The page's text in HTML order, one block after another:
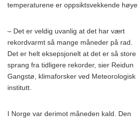
temperaturene er oppsiktsvekkende høye.
– Det er veldig uvanlig at det har vært
rekordvarmt så mange måneder på rad.
Det er helt eksepsjonelt at det er så store
sprang fra tidligere rekorder, sier Reidun
Gangstø, klimaforsker ved Meteorologisk
institutt.
I Norge var derimot måneden kald. Den